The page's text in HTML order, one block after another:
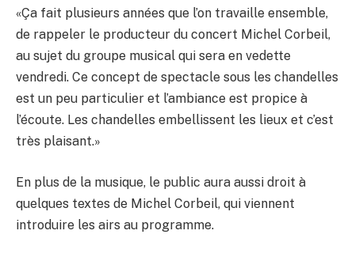
«Ça fait plusieurs années que l’on travaille ensemble,
de rappeler le producteur du concert Michel Corbeil,
au sujet du groupe musical qui sera en vedette
vendredi. Ce concept de spectacle sous les chandelles
est un peu particulier et l’ambiance est propice à
l’écoute. Les chandelles embellissent les lieux et c’est
très plaisant.»
En plus de la musique, le public aura aussi droit à
quelques textes de Michel Corbeil, qui viennent
introduire les airs au programme.